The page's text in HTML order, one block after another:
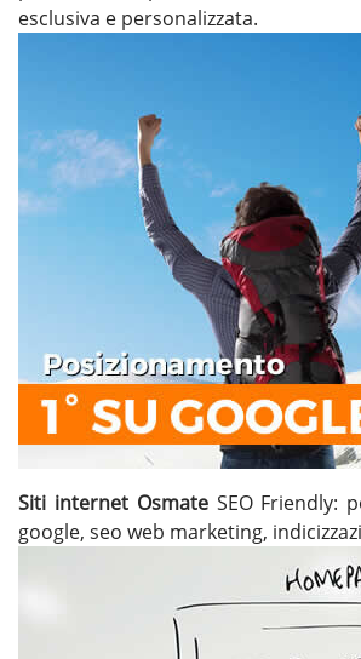
esclusiva e personalizzata.
Siti internet OsmateSEO Friendly:
google, seo web marketing,